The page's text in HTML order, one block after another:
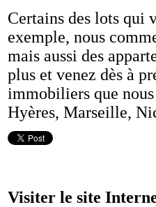
Certains des lots qui
exemple, nous
mais aussi des
plus et venez dès à
immobiliers que
Hyères, Marseille,
Visiter le site